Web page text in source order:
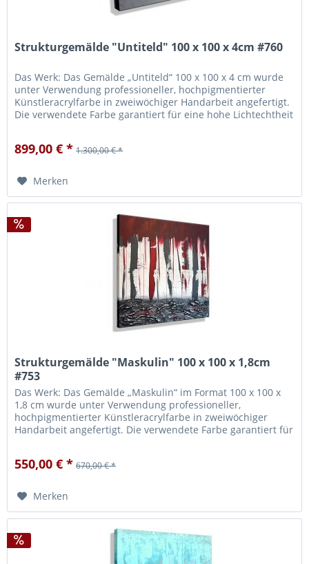
Strukturgemälde "Untiteld" 100 x 100 x 4cm #760
Das Werk: Das Gemälde „Untiteld“ 100 x 100 x 4 cm wurde
unter Verwendung professioneller, hochpigmentierter
Künstleracrylfarbe in zweiwöchiger Handarbeit angefertigt.
Die verwendete Farbe garantiert für eine hohe Lichtechtheit
899,00 € * 1.300,00 € *
Merken
Strukturgemälde "Maskulin" 100 x 100 x 1,8cm
#753
Das Werk: Das Gemälde „Maskulin“ im Format 100 x 100 x
1,8 cm wurde unter Verwendung professioneller,
hochpigmentierter Künstleracrylfarbe in zweiwöchiger
Handarbeit angefertigt. Die verwendete Farbe garantiert für
550,00 € * 670,00 € *
Merken